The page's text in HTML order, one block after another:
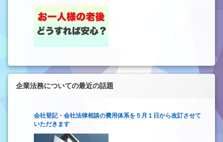
企業法務についての最近の話題
会社登記・会社法律相談の費用体系を５月１日から改訂させて
いただきます